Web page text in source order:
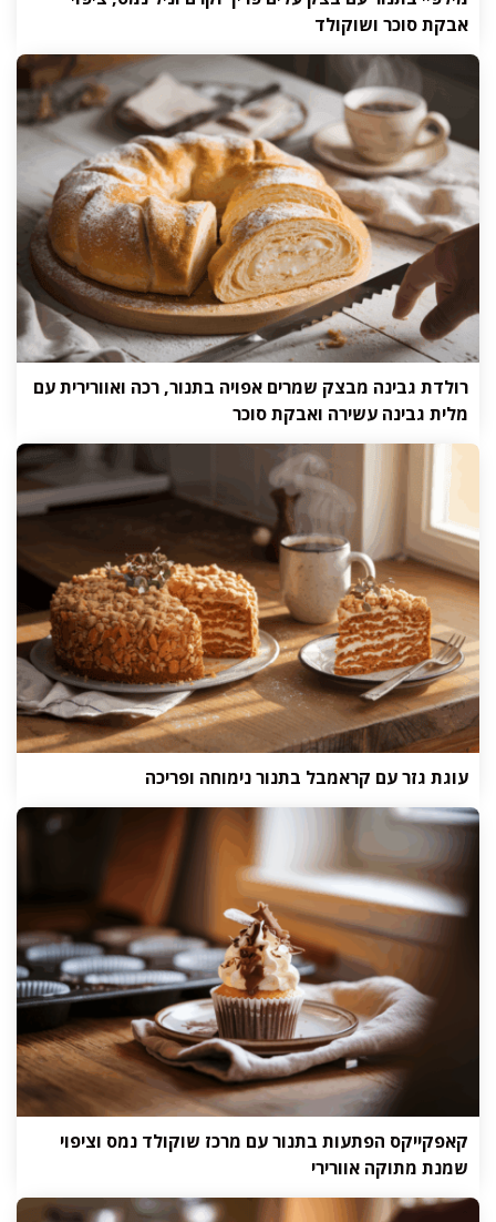
אבקת סוכר ושוקולד
רולדת גבינה מבצק שמרים אפויה בתנור, רכה ואוורירית עם
מלית גבינה עשירה ואבקת סוכר
עוגת גזר עם קראמבל בתנור נימוחה ופריכה
קאפקייקס הפתעות בתנור עם מרכז שוקולד נמס וציפוי
שמנת מתוקה אוורירי